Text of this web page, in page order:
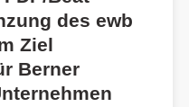
des ewb
Ziel
Berner